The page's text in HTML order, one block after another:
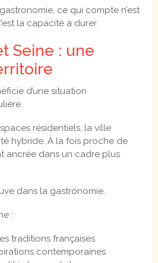
ce qui compte n’est
la capacité à durer.
Seine : une
d’une situation
résidentiels, la ville
hybride. À la fois proche de
ancrée dans un cadre plus
dans la gastronomie.
:
traditions françaises
contemporaines